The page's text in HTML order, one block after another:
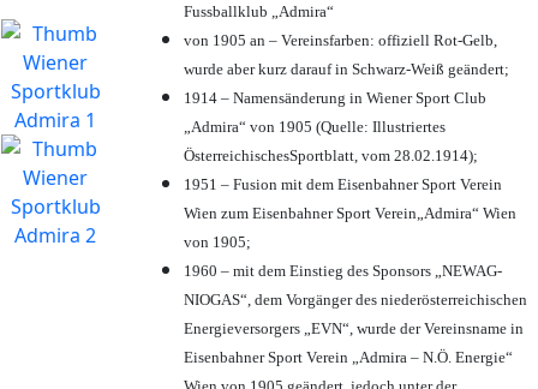
Fussballklub „Admira“
von 1905 an – Vereinsfarben: offiziell Rot-Gelb,
wurde aber kurz darauf in Schwarz-Weiß geändert;
1914 – Namensänderung in Wiener Sport Club
„Admira“ von 1905 (Quelle: Illustriertes
ÖsterreichischesSportblatt, vom 28.02.1914);
1951 – Fusion mit dem Eisenbahner Sport Verein
Wien zum Eisenbahner Sport Verein„Admira“ Wien
von 1905;
1960 – mit dem Einstieg des Sponsors „NEWAG-
NIOGAS“, dem Vorgänger des niederösterreichischen
Energieversorgers „EVN“, wurde der Vereinsname in
Eisenbahner Sport Verein „Admira – N.Ö. Energie“